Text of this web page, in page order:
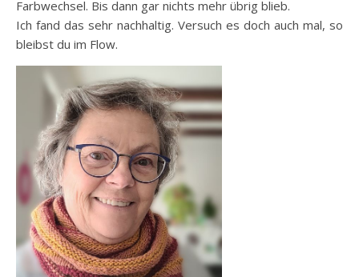
Farbwechsel. Bis dann gar nichts mehr übrig blieb.
Ich fand das sehr nachhaltig. Versuch es doch auch mal, so
bleibst du im Flow.